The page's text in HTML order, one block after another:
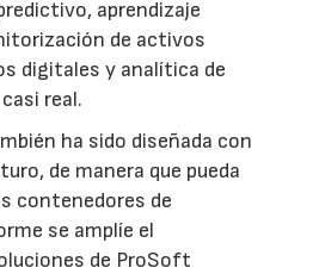
aprendizaje
de activos
digitales y analítica de
real.
ha sido diseñada con
de manera que pueda
contenedores de
se amplíe el
de ProSoft